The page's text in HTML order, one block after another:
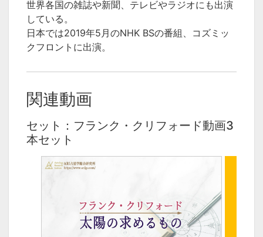
世界各国の雑誌や新聞、テレビやラジオにも出演
している。
日本では2019年5月のNHK BSの番組、コズミッ
クフロントに出演。
関連動画
セット：フランク・クリフォード動画3
本セット